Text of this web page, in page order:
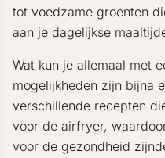
tot voedzame groenten
aan je dagelijkse
Wat kun je allemaal met
mogelijkheden zijn bijna
verschillende recepten
voor de airfryer,
voor de gezondheid